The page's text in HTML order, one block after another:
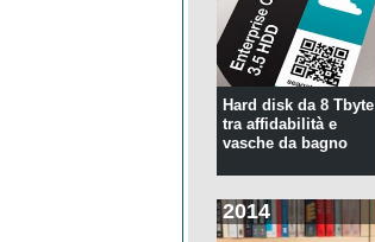
Hard disk da 8 Tbyte
tra affidabilità e
vasche da bagno
2014